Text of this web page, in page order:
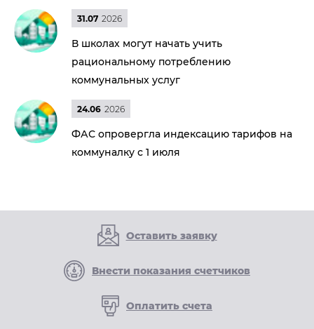
31.07 2026
В школах могут начать учить
рациональному потреблению
коммунальных услуг
24.06 2026
ФАС опровергла индексацию тарифов на
коммуналку с 1 июля
Оставить заявку
Внести показания счетчиков
Оплатить счета